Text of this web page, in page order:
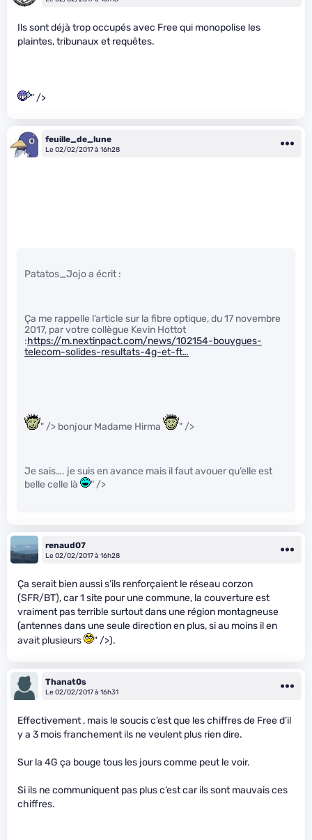
Ils sont déjà trop occupés avec Free qui monopolise les
plaintes, tribunaux et requêtes.
" />
feuille_de_lune
Le 02/02/2017 à 16h28
Patatos_Jojo a écrit :
Ça me rappelle l’article sur la fibre optique, du 17 novembre
2017, par votre collègue Kevin Hottot
:https://m.nextinpact.com/news/102154-bouygues-
telecom-solides-resultats-4g-et-ft…
" /> bonjour Madame Hirma " />
Je sais…. je suis en avance mais il faut avouer qu’elle est
belle celle là
" />
renaud07
Le 02/02/2017 à 16h28
Ça serait bien aussi s’ils renforçaient le réseau corzon
(SFR/BT), car 1 site pour une commune, la couverture est
vraiment pas terrible surtout dans une région montagneuse
(antennes dans une seule direction en plus, si au moins il en
avait plusieurs
" />).
Thanat0s
Le 02/02/2017 à 16h31
Effectivement , mais le soucis c’est que les chiffres de Free d’il
y a 3 mois franchement ils ne veulent plus rien dire.
Sur la 4G ça bouge tous les jours comme peut le voir.
Si ils ne communiquent pas plus c’est car ils sont mauvais ces
chiffres.